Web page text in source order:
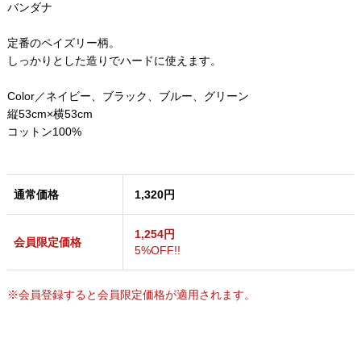
バンダナ
定番のペイズリー柄。
しっかりとした造りでハードに使えます。
Color／ネイビー、ブラック、ブルー、グリーン
縦53cm×横53cm
コットン100%
通常価格 1,320円
会員限定価格
1,254円
5%OFF!!
※会員登録すると会員限定価格が適用されます。